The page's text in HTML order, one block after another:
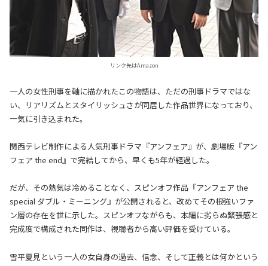
リンク先はAmazon
一人の女性刑事を軸に描かれたこの物語は、ただの刑事ドラマではな
い、リアリズムとスタイリッシュさが同居した作品世界になっており、
一気に引き込まれた。
関西テレビ制作による人気刑事ドラマ『アンフェア』が、劇場版『アン
フェア the end』で完結してから、早くも5年が経過した。
だが、その熱気は冷めることなく、スピンオフ作品『アンフェア the
special ダブル・ミーニング』が公開されると、改めてその根強いファ
ン層の存在を世に示した。スピンオフながらも、本編に劣らぬ緊張感と
完成度で構成された同作は、視聴者から高い評価を受けている。
雪平夏見という一人の女自身の過去、信念、そして正義とは何かという